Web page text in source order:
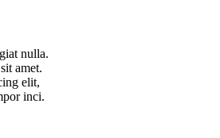
nulla.
amet.
elit,
inci.